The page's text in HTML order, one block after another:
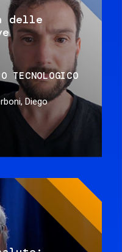
delle
TECNOLOGICO
Diego